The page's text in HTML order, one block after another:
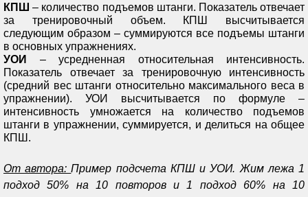
КПШ – количество подъемов штанги. Показатель отвечает
за тренировочный объем. КПШ высчитывается
следующим образом – суммируются все подъемы штанги
в основных упражнениях.
УОИ
– усредненная относительная интенсивность.
Показатель отвечает за тренировочную интенсивность
(средний вес штанги относительно максимального веса в
упражнении). УОИ высчитывается по формуле –
интенсивность умножается на количество подъемов
штанги в упражнении, суммируется, и делиться на общее
КПШ.
От автора:Пример подсчета КПШ и УОИ. Жим лежа 1
подход 50% на 10 повторов и 1 подход 60% на 10